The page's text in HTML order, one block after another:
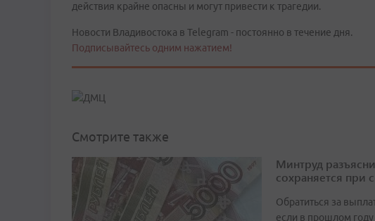
действия крайне опасны и могут привести к трагедии.
Новости Владивостока в Telegram - постоянно в течение дня.
Подписывайтесь одним нажатием!
Смотрите также
Минтруд
сохраняется при
Обратиться за
если в прошлом